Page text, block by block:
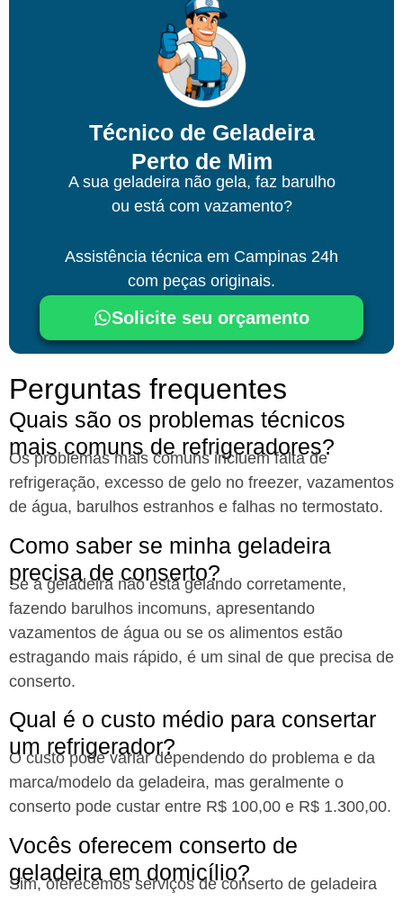
Técnico de Geladeira
Perto de Mim
A sua geladeira não gela, faz barulho
ou está com vazamento?
Assistência técnica em Campinas 24h
com peças originais.
Solicite seu orçamento
Perguntas frequentes
Quais são os problemas técnicos
mais comuns de refrigeradores?​
Os problemas mais comuns incluem falta de
refrigeração, excesso de gelo no freezer, vazamentos
de água, barulhos estranhos e falhas no termostato.
Como saber se minha geladeira
precisa de conserto?​
Se a geladeira não está gelando corretamente,
fazendo barulhos incomuns, apresentando
vazamentos de água ou se os alimentos estão
estragando mais rápido, é um sinal de que precisa de
conserto.
Qual é o custo médio para consertar
um refrigerador?​
O custo pode variar dependendo do problema e da
marca/modelo da geladeira, mas geralmente o
conserto pode custar entre R$ 100,00 e R$ 1.300,00.
Vocês oferecem conserto de
geladeira em domicílio?​
Sim, oferecemos serviços de conserto de geladeira